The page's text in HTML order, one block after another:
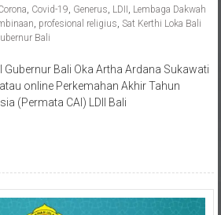
,profesional religius ,Sat Kerthi Loka Bali
Bali
online Perkemahan Akhir Tahun
(Permata CAI) LDII Bali